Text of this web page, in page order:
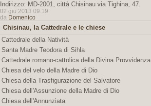
Indirizzo: MD-2001, città Chisinau via Tighina, 47.
02 giu 2013 09:19
da Domenico
Chisinau, la Cattedrale e le chiese
Cattedrale della Natività
Santa Madre Teodora di Sihla
Cattedrale romano-cattolica della Divina Provvidenza
Chiesa del velo della Madre di Dio
Chiesa della Trasfigurazione del Salvatore
Chiesa dell'Assunzione della Madre di Dio
Chiesa dell'Annunziata